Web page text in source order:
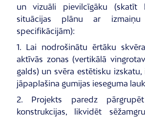
un vizuāli pievilcīgāku (skatīt
situācijas plānu ar
specifikācijām):
1. Lai nodrošinātu ērtāku
aktīvās zonas (vertikālā
galds) un svēra estētisku
jāpaplašina gumijas ieseguma
2. Projekts paredz
konstrukcijas, likvidēt